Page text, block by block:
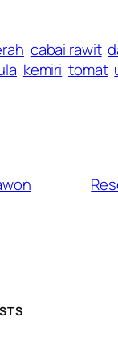
cabai rawit
kemiri tomat